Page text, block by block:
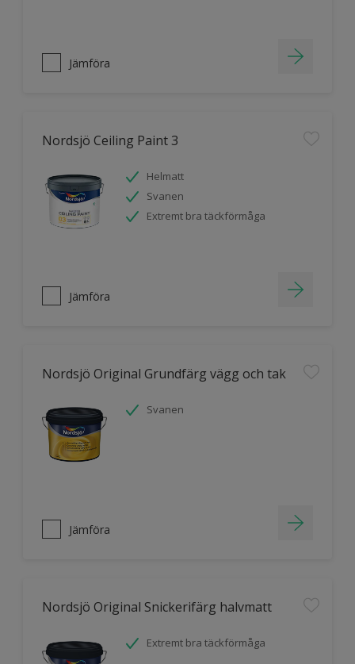
Jämföra
Nordsjö Ceiling Paint 3
Helmatt
Svanen
Extremt bra täckförmåga
Jämföra
Nordsjö Original Grundfärg vägg och tak
Svanen
Jämföra
Nordsjö Original Snickerifärg halvmatt
Extremt bra täckförmåga